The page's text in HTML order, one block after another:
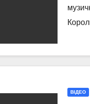
ВІДЕО